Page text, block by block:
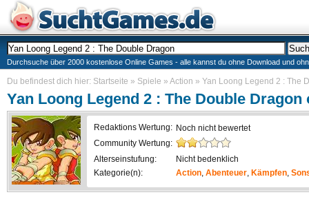
Durchsuche über 2000 kostenlose Online Games - alle kannst du ohne Download und
Du befindest dich hier: Startseite » Spiele » Action » Yan Loong Legend 2 : The
Yan Loong Legend 2 : The Double Dragon
Redaktions Wertung: Noch nicht bewertet
Community Wertung:
Alterseinstufung:
Nicht bedenklich
Kategorie(n):
Action, Abenteuer, Kämpfen,